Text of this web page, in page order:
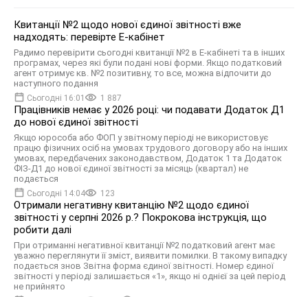
Квитанції №2 щодо нової єдиної звітності вже
надходять: перевірте Е-кабінет
Радимо перевірити сьогодні квитанції №2 в Е-кабінеті та в інших
програмах, через які були подані нові форми. Якщо податковий
агент отримує кв. №2 позитивну, то все, можна відпочити до
наступного подання
Сьогодні 16:01 1 887
Працівників немає у 2026 році: чи подавати Додаток Д1
до нової єдиної звітності
Якщо юрособа або ФОП у звітному періоді не використовує
працю фізичних осіб на умовах трудового договору або на інших
умовах, передбачених законодавством, Додаток 1 та Додаток
ФІЗ-Д1 до нової єдиної звітності за місяць (квартал) не
подається
Сьогодні 14:04 123
Отримали негативну квитанцію №2 щодо єдиної
звітності у серпні 2026 р.? Покрокова інструкція, що
робити далі
При отриманні негативної квитанції №2 податковий агент має
уважно переглянути її зміст, виявити помилки. В такому випадку
подається знов Звітна форма єдиної звітності. Номер єдиної
звітності у періоді залишається «1», якщо ні однієї за цей період
не прийнято